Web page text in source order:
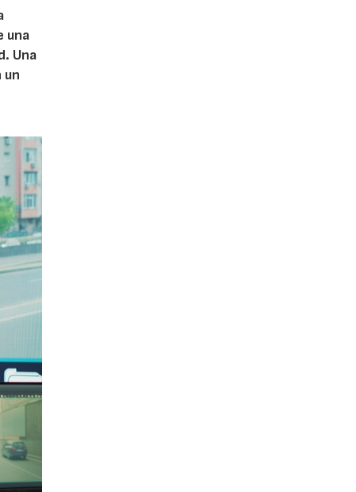
una
Una
un